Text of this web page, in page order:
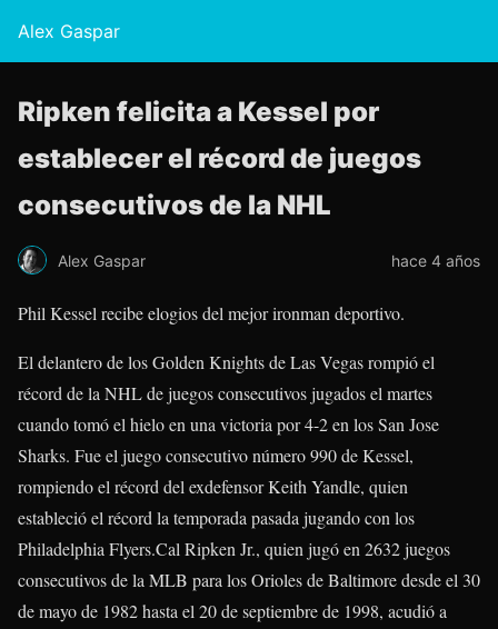
Alex Gaspar
Ripken felicita a Kessel por
establecer el récord de juegos
consecutivos de la NHL
Alex Gaspar hace 4 años
Phil Kessel recibe elogios del mejor ironman deportivo.
El delantero de los Golden Knights de Las Vegas rompió el
récord de la NHL de juegos consecutivos jugados el martes
cuando tomó el hielo en una victoria por 4-2 en los San Jose
Sharks. Fue el juego consecutivo número 990 de Kessel,
rompiendo el récord del exdefensor Keith Yandle, quien
estableció el récord la temporada pasada jugando con los
Philadelphia Flyers.Cal Ripken Jr., quien jugó en 2632 juegos
consecutivos de la MLB para los Orioles de Baltimore desde el 30
de mayo de 1982 hasta el 20 de septiembre de 1998, acudió a